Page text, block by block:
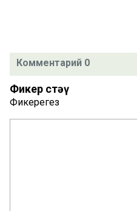
Комментарий 0
Фикер өстәү
Фикерегез